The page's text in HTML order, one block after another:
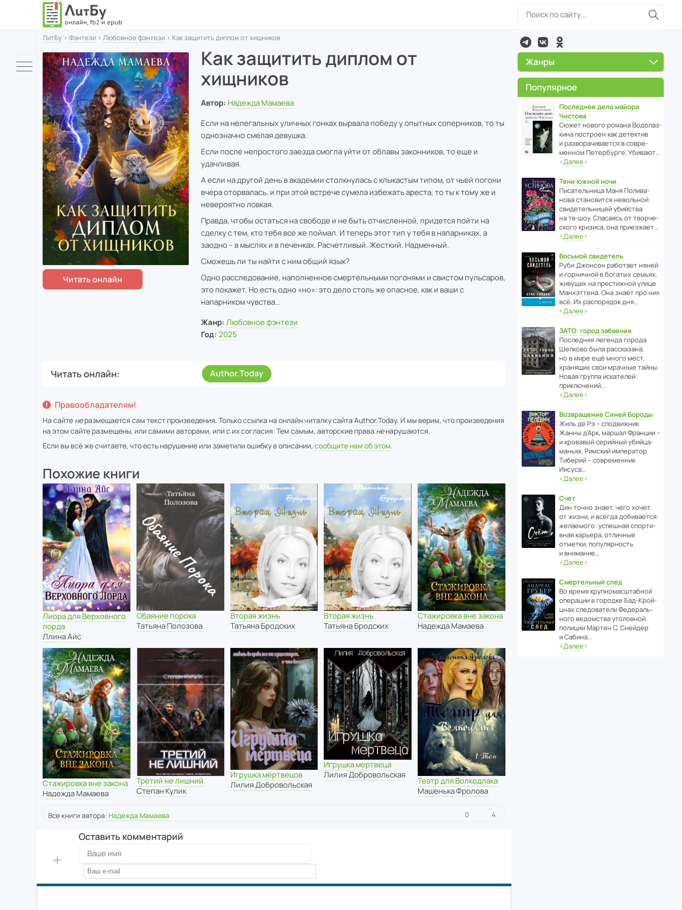
ЛитБу › Фэнтези › Любовное фэнтези › Как защитить диплом от хищников
Как защитить диплом от
хищников
Автор: Надежда Мамаева
Если на нелегальных уличных гонках вырвала победу у опытных соперников, то ты
однозначно смелая девушка.
Если после непростого заезда смогла уйти от облавы законников, то еще и
удачливая.
А если на другой день в академии столкнулась с клыкастым типом, от чьей погони
вчера оторвалась, и при этой встрече сумела избежать ареста, то ты к тому же и
невероятно ловкая.
Правда, чтобы остаться на свободе и не быть отчисленной, придется пойти на
сделку с тем, кто тебя все же поймал. И теперь этот тип у тебя в напарниках, а
заодно – в мыслях и в печенках. Расчетливый. Жесткий. Надменный.
Сможешь ли ты найти с ним общий язык?
Одно расследование, наполненное смертельными погонями и свистом пульсаров,
это покажет. Но есть одно «но»: это дело столь же опасное, как и ваши с
напарником чувства…
Жанр: Любовное фэнтези
Год: 2025
Читать онлайн Author.Today
Правообладателям!
На сайте неразмещается сам текст произведения. Только ссылка на онлайн читалку сайта Author.Today. И мы верим, что произведения
на этом сайте размещены, или самими авторами, или с их согласия. Тем самым, авторские права ненарушаются.
Если вы всё же считаете, что есть нарушение или заметили ошибку в описании, сообщите нам об этом.
Похожие книги
Лиора для Верховного
лорда
Ллина Айс
Обаяние порока
Татьяна Полозова
Вторая жизнь
Татьяна Бродских
Вторая жизнь
Татьяна Бродских
Стажировка вне закона
Надежда Мамаева
Стажировка вне закона
Надежда Мамаева
Третий не лишний
Степан Кулик
Игрушка мертвецов
Лилия Добровольская
Игрушка мертвеца
Лилия Добровольская
Театр для Волкодлака
Машенька Фролова
Все книги автора: Надежда Мамаева 0 4
Оставить комментарий
Жанры
Популярное
Последнее дело майора
Чистова
Сюжет нового романа Водо­ла­з­
кина пост­роен как дете­ктив
и разво­ра­чи­ва­ется в совре­
менном Пете­р­бурге. Убивают…
‹Далее›
Тени южной ночи
Писа­тель­ница Маня Поли­ва­
нова стано­вится невольной
свиде­тель­ницей убийства
на тв-шоу. Спасаясь от твор­че­
с­кого кризиса, она приезжает…
‹Далее›
Восьмой свидетель
Руби Джонсон рабо­тает няней
и горни­чной в богатых семьях,
живущих на прес­ти­жной улице
Манх­эт­тена. Она знает про них
всё. Их распо­рядок дня…
‹Далее›
ЗАТО: город забвения
После­дняя легенда города
Шелково была расска­зана,
но в мире ещё много мест,
хранящих свои мрачные тайны.
Новая группа иска­телей
приключений…
‹Далее›
Возвращение Синей Бороды
Жиль де Рэ – спод­ви­жник
Жанны д’Арк, маршал Франции –
и кровавый серийный убийца-
маньяк. Римский импе­ратор
Тиберий – совре­менник
Иисуса…
‹Далее›
Счет
Дин точно знает, чего хочет
от жизни, и всегда доби­ва­ется
жела­е­мого: успе­шная спор­ти­
вная карьера, отли­чные
отметки, попу­ля­р­ность
и внимание…
‹Далее›
Смертельный след
Во время круп­но­мас­ш­та­бной
операции в городке Бад‑Крой­
цнах следо­ва­тели Феде­раль­
ного ведомства уголо­вной
полиции Мартен С. Снейдер
и Сабина…
‹Далее›